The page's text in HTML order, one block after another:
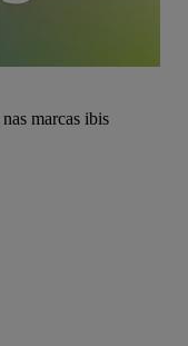
nas marcas ibis